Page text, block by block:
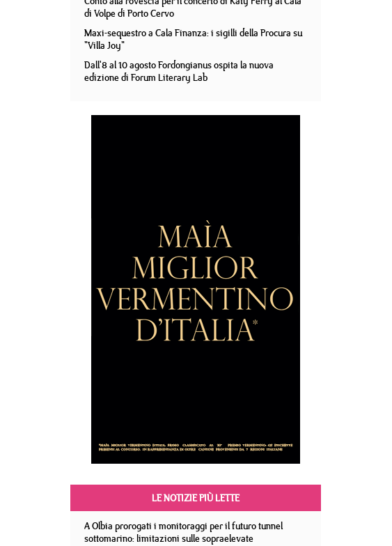
di Volpe di Porto Cervo
Maxi-sequestro a Cala Finanza: i sigilli della Procura su
"Villa Joy"
Dall'8 al 10 agosto Fordongianus ospita la nuova
edizione di Forum Literary Lab
LE NOTIZIE PIÙ LETTE
A Olbia prorogati i monitoraggi per il futuro tunnel
sottomarino: limitazioni sulle sopraelevate